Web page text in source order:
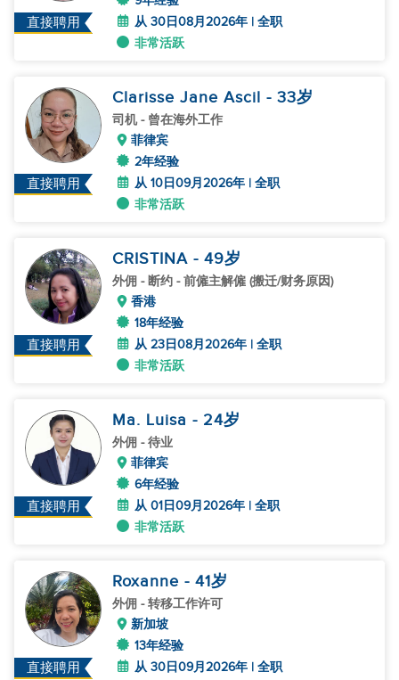
直接聘用
从 30日08月2026年 | 全职
非常活跃
直接聘用
Clarisse Jane Ascil - 33岁
司机- 曾在海外工作
菲律宾
2年经验
从 10日09月2026年 | 全职
非常活跃
直接聘用
CRISTINA - 49岁
外佣 - 断约 - 前僱主解僱 (搬迁/财务原因)
香港
18年经验
从 23日08月2026年 | 全职
非常活跃
直接聘用
Ma. Luisa - 24岁
外佣 - 待业
菲律宾
6年经验
从 01日09月2026年 | 全职
非常活跃
直接聘用
Roxanne - 41岁
外佣 - 转移工作许可
新加坡
13年经验
从 30日09月2026年 | 全职